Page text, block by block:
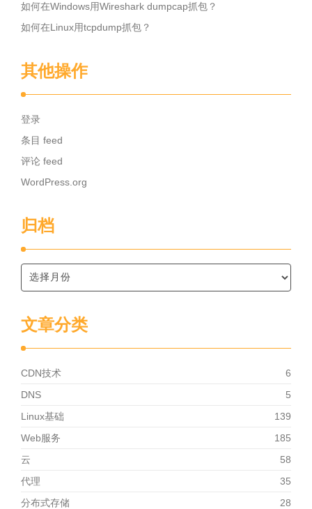
如何在Windows用Wireshark dumpcap抓包？
如何在Linux用tcpdump抓包？
其他操作
登录
条目 feed
评论 feed
WordPress.org
归档
文章分类
CDN技术
6
DNS
5
Linux基础
139
Web服务
185
云
58
代理
35
分布式存储
28